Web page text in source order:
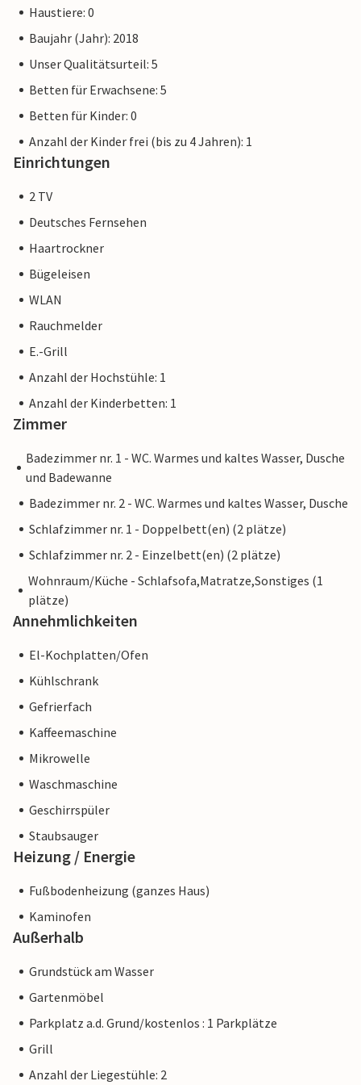
Haustiere: 0
Baujahr (Jahr): 2018
Unser Qualitätsurteil: 5
Betten für Erwachsene: 5
Betten für Kinder: 0
Anzahl der Kinder frei (bis zu 4 Jahren): 1
Einrichtungen
2 TV
Deutsches Fernsehen
Haartrockner
Bügeleisen
WLAN
Rauchmelder
E.-Grill
Anzahl der Hochstühle: 1
Anzahl der Kinderbetten: 1
Zimmer
Badezimmer nr. 1 - WC. Warmes und kaltes Wasser, Dusche
und Badewanne
Badezimmer nr. 2 - WC. Warmes und kaltes Wasser, Dusche
Schlafzimmer nr. 1 - Doppelbett(en) (2 plätze)
Schlafzimmer nr. 2 - Einzelbett(en) (2 plätze)
Wohnraum/Küche - Schlafsofa,Matratze,Sonstiges (1
plätze)
Annehmlichkeiten
El-Kochplatten/Ofen
Kühlschrank
Gefrierfach
Kaffeemaschine
Mikrowelle
Waschmaschine
Geschirrspüler
Staubsauger
Heizung / Energie
Fußbodenheizung (ganzes Haus)
Kaminofen
Außerhalb
Grundstück am Wasser
Gartenmöbel
Parkplatz a.d. Grund/kostenlos : 1 Parkplätze
Grill
Anzahl der Liegestühle: 2